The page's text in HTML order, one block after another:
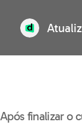
Após finalizar o